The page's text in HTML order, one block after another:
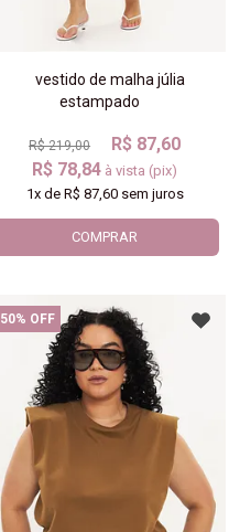
vestido de malha júlia
estampado
R$ 219,00
R$ 87,60
R$ 78,84 à vista (pix)
1xde R$ 87,60sem juros
COMPRAR
50% OFF